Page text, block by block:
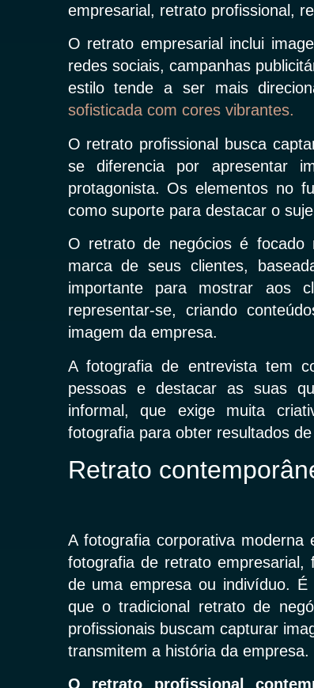
empresarial, retrato profissional,
O retrato empresarial inclui
redes sociais, campanhas
estilo tende a ser mais
sofisticada com cores vibrantes.
O retrato profissional busca
se diferencia por apresentar
protagonista. Os elementos no
como suporte para destacar o
O retrato de negócios é focado
marca de seus clientes,
importante para mostrar aos
representar-se, criando
imagem da empresa.
A fotografia de entrevista tem
pessoas e destacar as suas
informal, que exige muita
fotografia para obter resultados
Retrato
A fotografia corporativa moderna
fotografia de retrato
de uma empresa ou indivíduo.
que o tradicional retrato de
profissionais buscam capturar
transmitem a história da empresa.
O retrato profissional